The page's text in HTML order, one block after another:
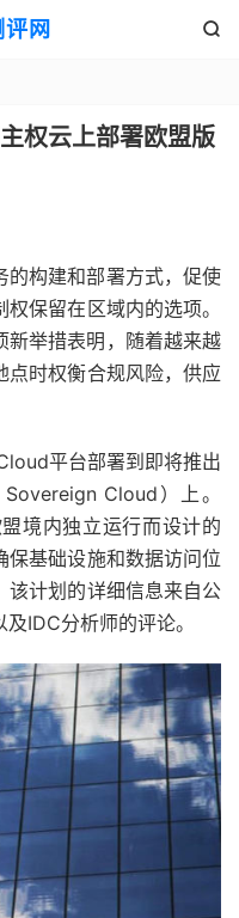
网 
权云上部署欧盟版
的构建和部署方式，促使
保留在区域内的选项。
新举措表明，随着越来越
点时权衡合规风险，供应
平台部署到即将推出
Cloud）上。
境内独立运行而设计的
保基础设施和数据访问位
该计划的详细信息来自公
IDC分析师的评论。